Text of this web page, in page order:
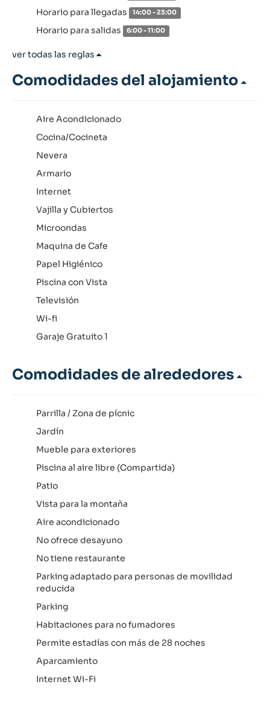
Horario para llegadas 14:00 - 23:00
Horario para salidas 6:00 - 11:00
ver todas las reglas
Comodidades del alojamiento
Aire Acondicionado
Cocina/Cocineta
Nevera
Armario
Internet
Vajilla y Cubiertos
Microondas
Maquina de Cafe
Papel Higiénico
Piscina con Vista
Televisión
Wi-fi
Garaje Gratuito 1
Comodidades de alrededores
Parrilla / Zona de pícnic
Jardín
Mueble para exteriores
Piscina al aire libre (Compartida)
Patio
Vista para la montaña
Aire acondicionado
No ofrece desayuno
No tiene restaurante
Parking adaptado para personas de movilidad
reducida
Parking
Habitaciones para no fumadores
Permite estadías con más de 28 noches
Aparcamiento
Internet Wi-Fi